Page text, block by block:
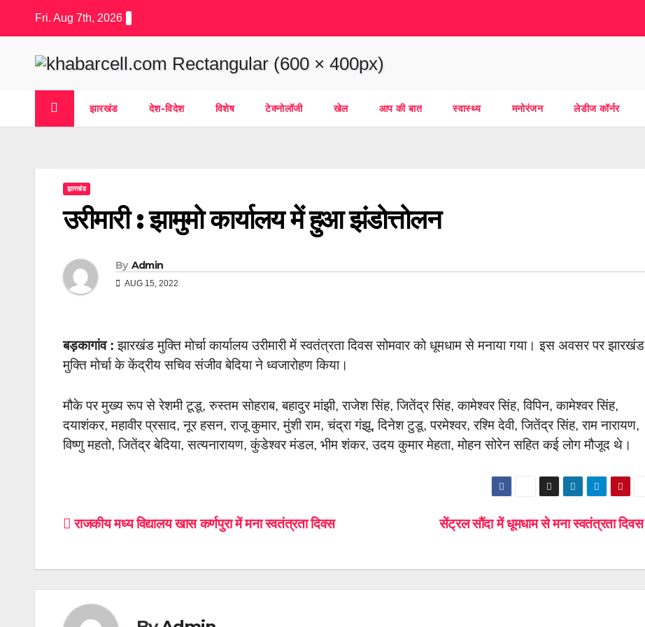
Fri. Aug 7th, 2026
झारखंड देश-विदेश विशेष टेक्नोलॉजी खेल आप की बात स्वास्थ्य मनोरंजन लेडीज कॉर्नर
झारखंड
उरीमारी : झामुमो कार्यालय में हुआ झंडोत्तोलन
By Admin
AUG 15, 2022
बड़कागांव : झारखंड मुक्ति मोर्चा कार्यालय उरीमारी में स्वतंत्रता दिवस सोमवार को धूमधाम से मनाया गया। इस अवसर पर झारखंड
मुक्ति मोर्चा के केंद्रीय सचिव संजीव बेदिया ने ध्वजारोहण किया।
मौके पर मुख्य रूप से रेशमी टूडू, रुस्तम सोहराब, बहादुर मांझी, राजेश सिंह, जितेंद्र सिंह, कामेश्वर सिंह, विपिन, कामेश्वर सिंह,
दयाशंकर, महावीर प्रसाद, नूर हसन, राजू कुमार, मुंशी राम, चंद्रा गंझू, दिनेश टुडू, परमेश्वर, रश्मि देवी, जितेंद्र सिंह, राम नारायण,
विष्णु महतो, जितेंद्र बेदिया, सत्यनारायण, कुंडेश्वर मंडल, भीम शंकर, उदय कुमार मेहता, मोहन सोरेन सहित कई लोग मौजूद थे।
Post
सेंट्रल सौंदा में धूमधाम से मना स्वतंत्रता दिवस
राजकीय मध्य विद्यालय खास कर्णपुरा में मना स्वतंत्रता दिवस